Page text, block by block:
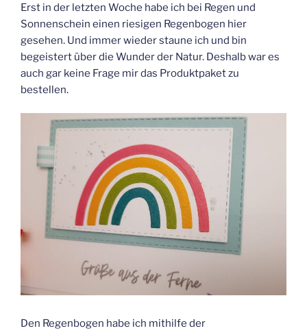
Erst in der letzten Woche habe ich bei Regen und
Sonnenschein einen riesigen Regenbogen hier
gesehen. Und immer wieder staune ich und bin
begeistert über die Wunder der Natur. Deshalb war es
auch gar keine Frage mir das Produktpaket zu
bestellen.
Den Regenbogen habe ich mithilfe der